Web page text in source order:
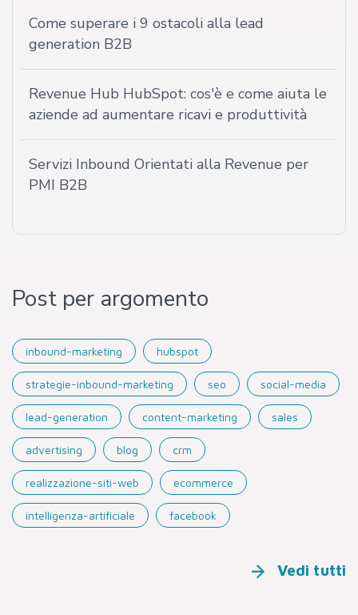
Come superare i 9 ostacoli alla lead
generation B2B
Revenue Hub HubSpot: cos'è e come aiuta le
aziende ad aumentare ricavi e produttività
Servizi Inbound Orientati alla Revenue per
PMI B2B
Post per argomento
inbound-marketing hubspot
strategie-inbound-marketing seo social-media
lead-generation content-marketing sales
advertising blog crm
realizzazione-siti-web ecommerce
intelligenza-artificiale facebook
Vedi tutti